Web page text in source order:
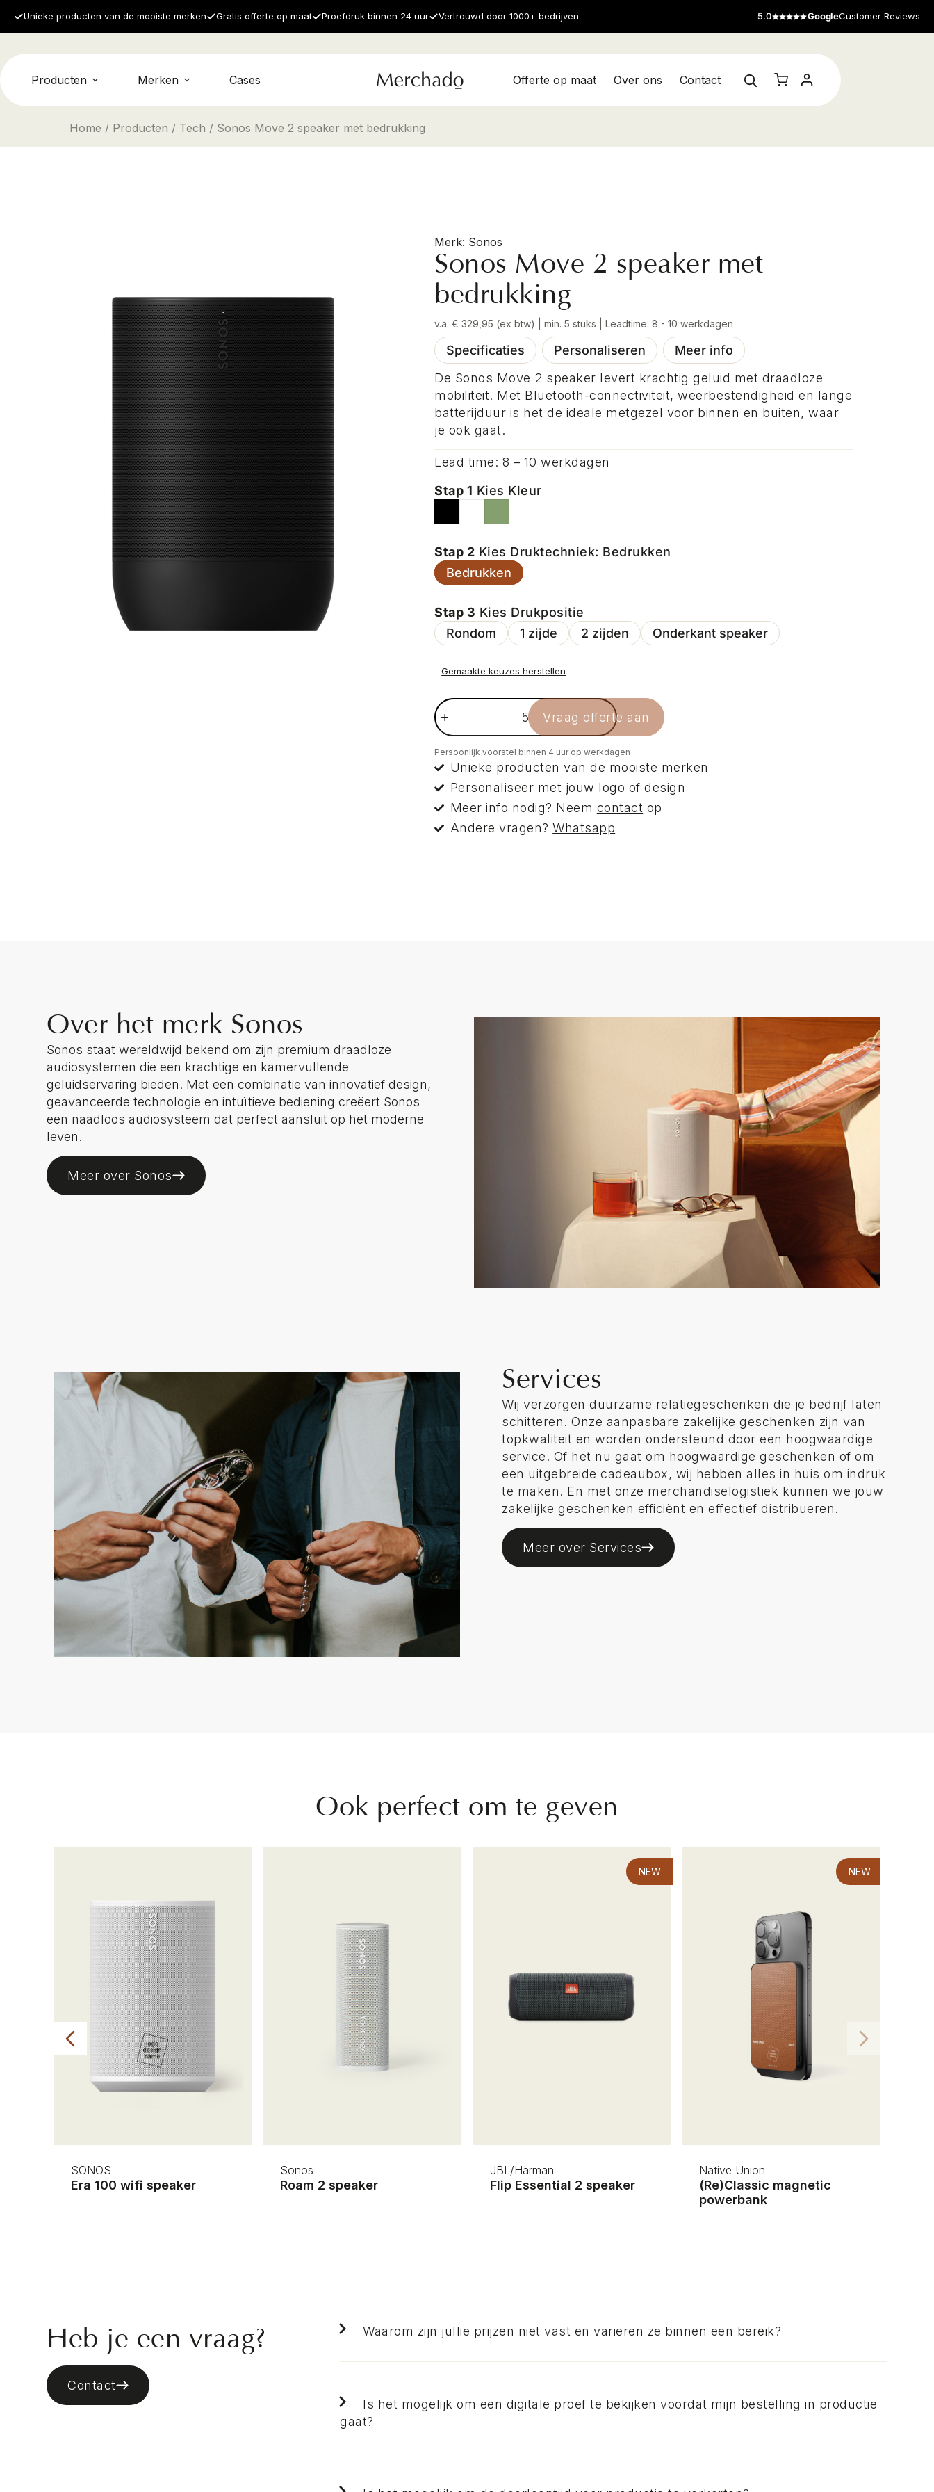
Unieke producten van de mooiste merken Gratis offerte op maat Proefdruk binnen 24 uur Vertrouwd door 1000+ bedrijven 5.0 GoogleCustomer Reviews
Producten Merken Cases Offerte op maat Over ons Contact
Home / Producten / Tech / Sonos Move 2 speaker met bedrukking
Sonos
Sonos Move 2 speaker met
bedrukking
v.a. € 329,95 (ex btw) | min. 5 stuks | Leadtime: 8 - 10 werkdagen
Specificaties Personaliseren
Meer info
De Sonos Move 2 speaker levert krachtig geluid met draadloze
mobiliteit. Met Bluetooth-connectiviteit, weerbestendigheid en lange
batterijduur is het de ideale metgezel voor binnen en buiten, waar
je ook gaat.
Lead time: 8 – 10 werkdagen
Stap 1 Kies Kleur
Stap 2 Kies Druktechniek: Bedrukken
Bedrukken
Stap 3 Kies Drukpositie
Rondom
1 zijde 2 zijden Onderkant speaker
Gemaakte keuzes herstellen
Vraag offerte aan
Persoonlijk voorstel binnen 4 uur op werkdagen
Unieke producten van de mooiste merken
Personaliseer met jouw logo of design
Meer info nodig? Neem contact op
Andere vragen?Whatsapp
Over het merk Sonos
Sonos staat wereldwijd bekend om zijn premium draadloze
audiosystemen die een krachtige en kamervullende
geluidservaring bieden. Met een combinatie van innovatief design,
geavanceerde technologie en intuïtieve bediening creëert Sonos
een naadloos audiosysteem dat perfect aansluit op het moderne
leven.
Meer over Sonos
Services
Wij verzorgen duurzame relatiegeschenken die je bedrijf laten
schitteren. Onze aanpasbare zakelijke geschenken zijn van
topkwaliteit en worden ondersteund door een hoogwaardige
service. Of het nu gaat om hoogwaardige geschenken of om
een uitgebreide cadeaubox, wij hebben alles in huis om indruk
te maken. En met onze merchandiselogistiek kunnen we jouw
zakelijke geschenken efficiënt en effectief distribueren.
Meer over Services
Ook perfect om te geven
SONOS
Era 100 wifi speaker
Sonos
Roam 2 speaker
NEW
JBL/Harman
Flip Essential 2 speaker
NEW
Native Union
(Re)Classic magnetic
powerbank
Heb je een vraag?
Contact
Waarom zijn jullie prijzen niet vast en variëren ze binnen een bereik?
Is het mogelijk om een digitale proef te bekijken voordat mijn bestelling in productie
gaat?